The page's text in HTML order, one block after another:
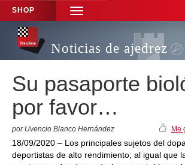
SHOP
TOGGLE
NAVIGATION
Noticias de ajedrez
Su pasaporte
por favor…
por Uvencio Blanco Hernández Me
18/09/2020 – Los principales sujetos del
deportistas de alto rendimiento; al igual que